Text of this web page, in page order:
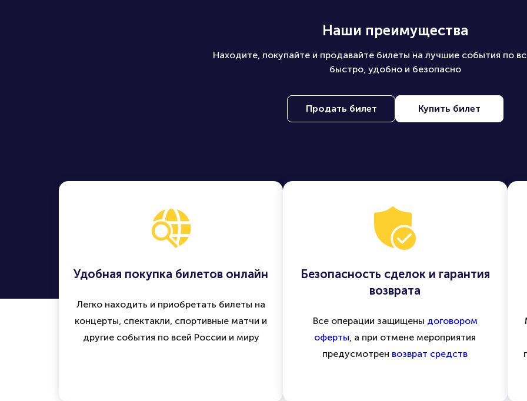
Наши преимущества
Находите, покупайте и продавайте билеты на лучшие события по
быстро, удобно и безопасно
Продать билет Купить билет
Удобная покупка билетов онлайн
Легко находить и приобретать билеты на
концерты, спектакли, спортивные матчи и
другие события по всей России и миру
Безопасность сделок и гарантия
возврата
Все операции защищены договором
оферты , а при отмене мероприятия
предусмотрен возврат средств